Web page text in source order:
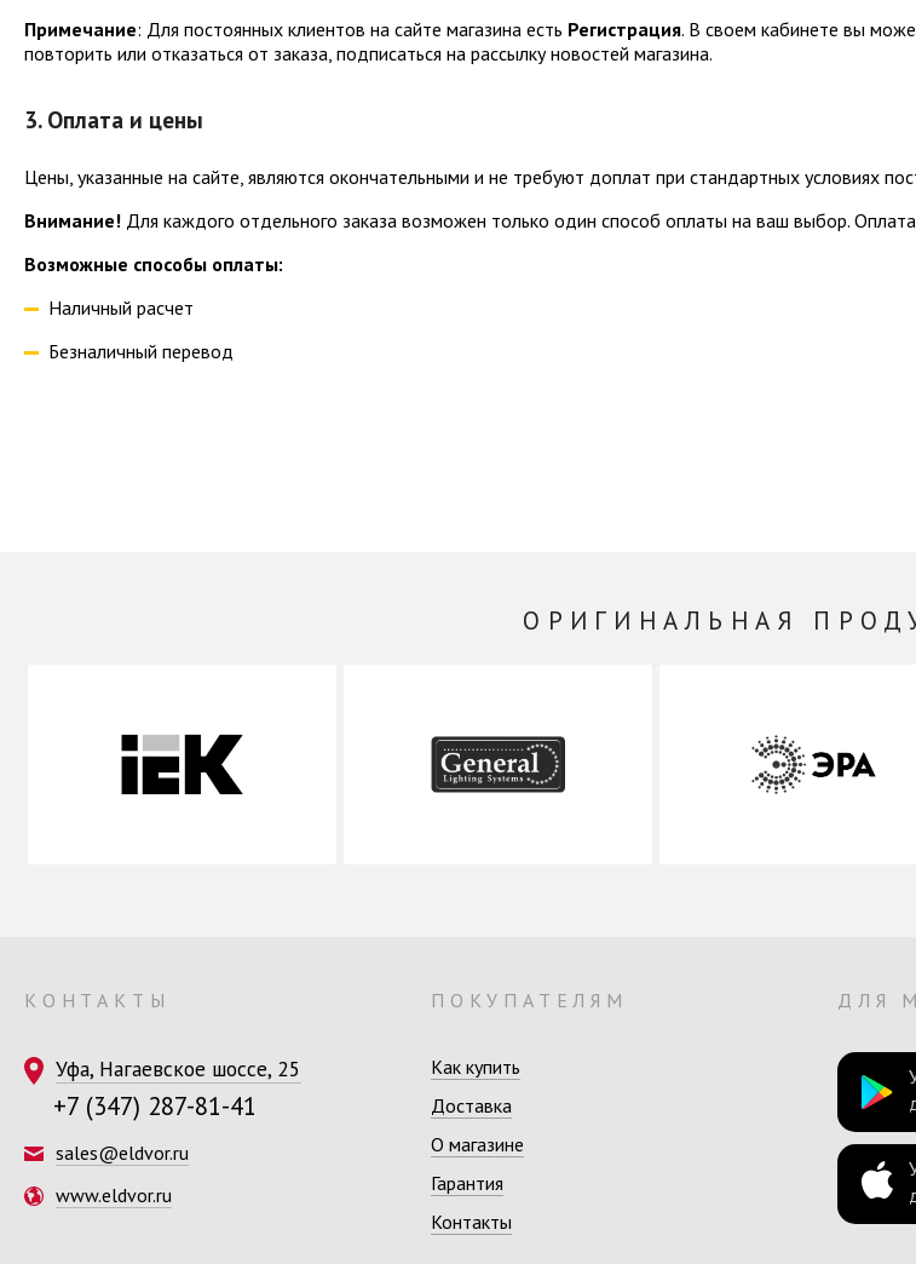
Примечание: Для постоянных клиентов на сайте магазина есть Регистрация. В своем кабинете вы
повторить или отказаться от заказа, подписаться на рассылку новостей магазина.
3. Оплата и цены
Цены, указанные на сайте, являются окончательными и не требуют доплат при стандартных условиях
Внимание! Для каждого отдельного заказа возможен только один способ оплаты на ваш выбор.
Возможные способы оплаты:
Наличный расчет
Безналичный перевод
ОРИГИНАЛЬНАЯ
КОНТАКТЫ
Уфа, Нагаевское шоссе, 25
+7 (347) 287-81-41
sales@eldvor.ru
www.eldvor.ru
ПОКУПАТЕЛЯМ
Как купить
Доставка
О магазине
Гарантия
Контакты
ДЛЯ